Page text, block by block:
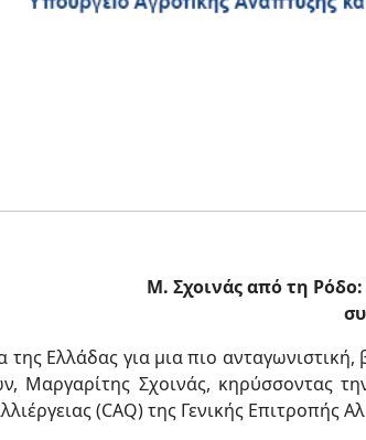
Μ. Σχοινάς από τη Ρόδο:
της Ελλάδας για μια πιο
Μαργαρίτης Σχοινάς, κηρύσσοντας
(CAQ) της Γενικής Επιτροπής